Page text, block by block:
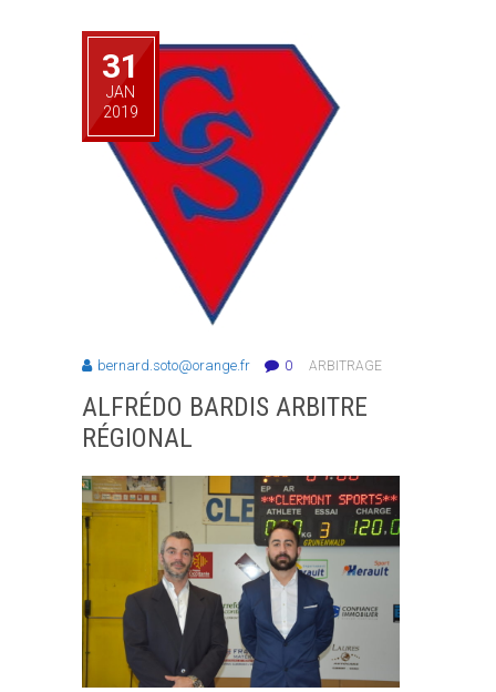
31
JAN
2019
bernard.soto@orange.fr 0 ARBITRAGE
ALFRÉDO BARDIS ARBITRE
RÉGIONAL